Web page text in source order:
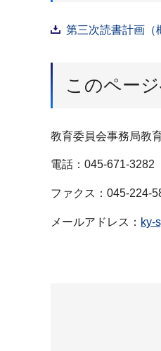
第三次読書計画（
このペー
教育委員会事務局教
電話：045-671-3282
ファクス：045-224-
メールアドレス： ky-